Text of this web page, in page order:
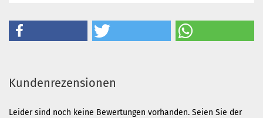
Kundenrezensionen
Leider sind noch keine Bewertungen vorhanden. Seien Sie der